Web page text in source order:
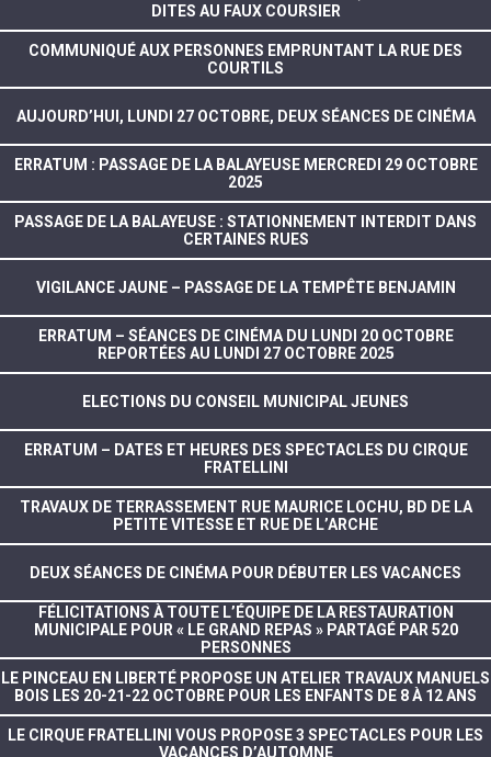
DITES AU FAUX COURSIER
COMMUNIQUÉ AUX PERSONNES EMPRUNTANT LA RUE DES
COURTILS
AUJOURD’HUI, LUNDI 27 OCTOBRE, DEUX SÉANCES DE CINÉMA
ERRATUM : PASSAGE DE LA BALAYEUSE MERCREDI 29 OCTOBRE
2025
PASSAGE DE LA BALAYEUSE : STATIONNEMENT INTERDIT DANS
CERTAINES RUES
VIGILANCE JAUNE – PASSAGE DE LA TEMPÊTE BENJAMIN
ERRATUM – SÉANCES DE CINÉMA DU LUNDI 20 OCTOBRE
REPORTÉES AU LUNDI 27 OCTOBRE 2025
ELECTIONS DU CONSEIL MUNICIPAL JEUNES
ERRATUM – DATES ET HEURES DES SPECTACLES DU CIRQUE
FRATELLINI
TRAVAUX DE TERRASSEMENT RUE MAURICE LOCHU, BD DE LA
PETITE VITESSE ET RUE DE L’ARCHE
DEUX SÉANCES DE CINÉMA POUR DÉBUTER LES VACANCES
FÉLICITATIONS À TOUTE L’ÉQUIPE DE LA RESTAURATION
MUNICIPALE POUR « LE GRAND REPAS » PARTAGÉ PAR 520
PERSONNES
LE PINCEAU EN LIBERTÉ PROPOSE UN ATELIER TRAVAUX MANUELS
BOIS LES 20-21-22 OCTOBRE POUR LES ENFANTS DE 8 À 12 ANS
LE CIRQUE FRATELLINI VOUS PROPOSE 3 SPECTACLES POUR LES
VACANCES D’AUTOMNE